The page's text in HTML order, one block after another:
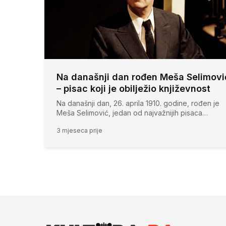
Na današnji dan rođen Meša
– pisac koji je obilježio književnost
Na današnji dan, 26. aprila 1910. godine, rođen je
Meša Selimović, jedan od najvažnijih pisaca…
3 mjeseca prije